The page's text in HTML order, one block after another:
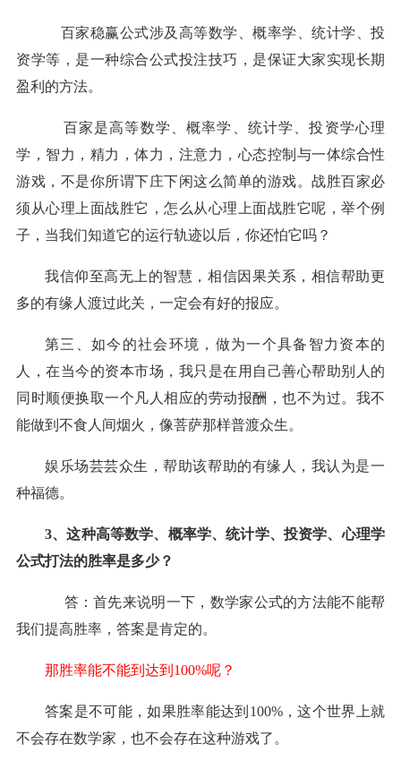
百家稳赢公式涉及高等数学、概率学、统计学、投
资学等，是一种综合公式投注技巧，是保证大家实现长期
盈利的方法。
百家是高等数学、概率学、统计学、投资学心理
学，智力，精力，体力，注意力，心态控制与一体综合性
游戏，不是你所谓下庄下闲这么简单的游戏。战胜百家必
须从心理上面战胜它，怎么从心理上面战胜它呢，举个例
子，当我们知道它的运行轨迹以后，你还怕它吗？
我信仰至高无上的智慧，相信因果关系，相信帮助更
多的有缘人渡过此关，一定会有好的报应。
第三、如今的社会环境，做为一个具备智力资本的
人，在当今的资本市场，我只是在用自己善心帮助别人的
同时顺便换取一个凡人相应的劳动报酬，也不为过。我不
能做到不食人间烟火，像菩萨那样普渡众生。
娱乐场芸芸众生，帮助该帮助的有缘人，我认为是一
种福德。
3、这种高等数学、概率学、统计学、投资学、心理学
公式打法的胜率是多少？
答：首先来说明一下，数学家公式的方法能不能帮
我们提高胜率，答案是肯定的。
那胜率能不能到达到 100%呢？
答案是不可能，如果胜率能达到 100%，这个世界上就
不会存在数学家，也不会存在这种游戏了。